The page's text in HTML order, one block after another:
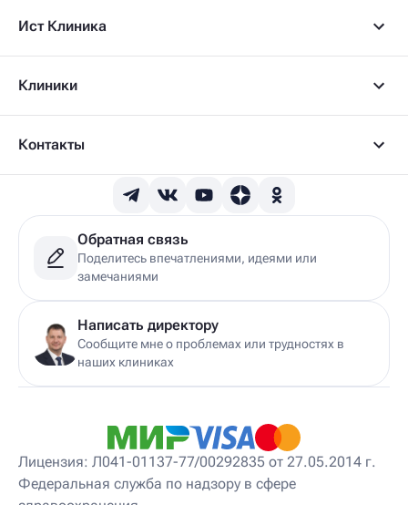
Ист Клиника
Клиники
Контакты
Обратная связь
Поделитесь впечатлениями, идеями или
замечаниями
Написать директору
Сообщите мне о проблемах или трудностях в
наших клиниках
Лицензия: Л041-01137-77/00292835 от 27.05.2014 г.
Федеральная служба по надзору в сфере